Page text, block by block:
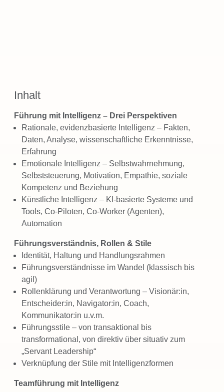
Inhalt
Führung mit Intelligenz – Drei Perspektiven
Rationale, evidenzbasierte Intelligenz – Fakten,
Daten, Analyse, wissenschaftliche Erkenntnisse,
Erfahrung
Emotionale Intelligenz – Selbstwahrnehmung,
Selbststeuerung, Motivation, Empathie, soziale
Kompetenz und Beziehung
Künstliche Intelligenz – KI-basierte Systeme und
Tools, Co-Piloten, Co-Worker (Agenten),
Automation
Führungsverständnis, Rollen & Stile
Identität, Haltung und Handlungsrahmen
Führungsverständnisse im Wandel (klassisch bis
agil)
Rollenklärung und Verantwortung – Visionär:in,
Entscheider:in, Navigator:in, Coach,
Kommunikator:in u.v.m.
Führungsstile – von transaktional bis
transformational, von direktiv über situativ zum
„Servant Leadership“
Verknüpfung der Stile mit Intelligenzformen
Teamführung mit Intelligenz